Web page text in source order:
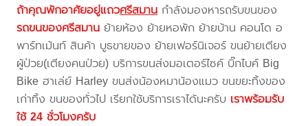
ถ้าคุณพักอาศัยอยู่แถวศรีสมาน กำลังมองหารถรับขนของ
รถขนของศรีสมาน ย้ายห้อง ย้ายหอพัก ย้ายบ้าน คอนโด อ
พาร์ทเม้นท์ สินค้า บูธขายของ ย้ายเฟอร์นิเจอร์ ขนย้ายเตียง
ผู้ป่วย(เตียงคนป่วย) บริการขนส่งมอเตอร์ไซค์ บิ๊กไบค์ Big
Bike ฮาเล่ย์ Harley ขนส่งน้องหมาน้องแมว ขนขยะทิ้งของ
เก่าทิ้ง ขนของทั่วไป เรียกใช้บริการเราได้นะครับ เราพร้อมรับ
ใช้ 24 ชั่วโมงครับ